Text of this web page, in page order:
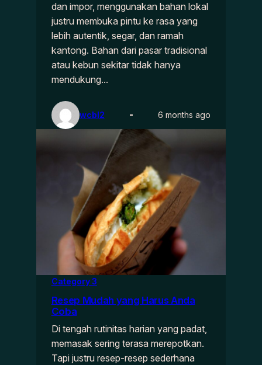
dan impor, menggunakan bahan lokal
justru membuka pintu ke rasa yang
lebih autentik, segar, dan ramah
kantong. Bahan dari pasar tradisional
atau kebun sekitar tidak hanya
mendukung…
wcbl2 6 months ago
Category 3
Resep Mudah yang Harus Anda
Coba
Di tengah rutinitas harian yang padat,
memasak sering terasa merepotkan.
Tapi justru resep-resep sederhana